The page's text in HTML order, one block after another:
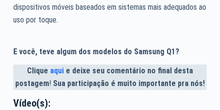
dispositivos móveis baseados em sistemas mais adequados ao
uso por toque.
E você, teve algum dos modelos do Samsung Q1?
Clique aquie deixe seu comentário no final desta
postagem! Sua participação é muito importante pra nós!
Vídeo(s):